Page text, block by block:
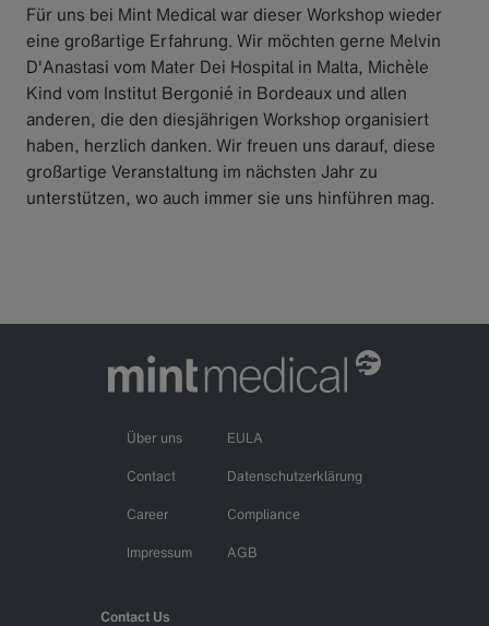
Für uns bei Mint Medical war dieser Workshop wieder
eine großartige Erfahrung. Wir möchten gerne Melvin
D'Anastasi vom Mater Dei Hospital in Malta, Michèle
Kind vom Institut Bergonié in Bordeaux und allen
anderen, die den diesjährigen Workshop organisiert
haben, herzlich danken. Wir freuen uns darauf, diese
großartige Veranstaltung im nächsten Jahr zu
unterstützen, wo auch immer sie uns hinführen mag.
Über uns
Contact
Career
Impressum
EULA
Datenschutzerklärung
Compliance
AGB
Contact Us